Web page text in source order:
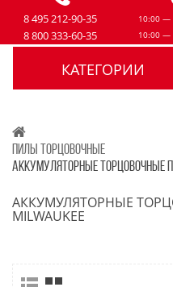
8 495 212-90-35
8 800 333-60-35
10:00 —
10:00 —
КАТЕГОРИИ
ПИЛЫ ТОРЦОВОЧНЫЕ
АККУМУЛЯТОРНЫЕ ТОРЦОВОЧНЫЕ
АККУМУЛЯТОРНЫЕ
MILWAUKEE